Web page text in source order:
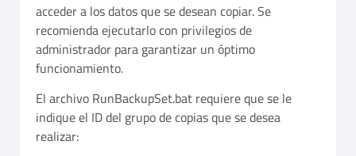
acceder a los datos que se desean copiar. Se
recomienda ejecutarlo con privilegios de
administrador para garantizar un óptimo
funcionamiento.
El archivo RunBackupSet.bat requiere que se le
indique el ID del grupo de copias que se desea
realizar: